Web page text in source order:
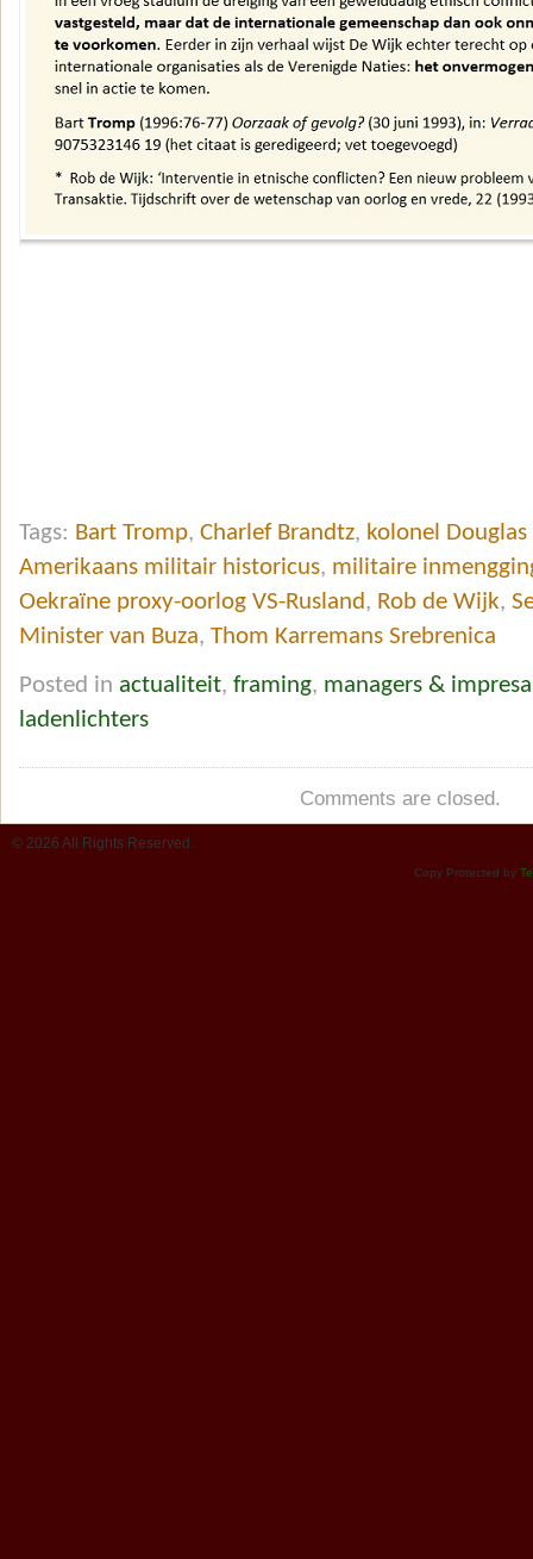
Tags: Bart Tromp, Charlef Brandtz, kolonel
Amerikaans militair historicus, militaire
Oekraïne proxy-oorlog VS-Rusland, Rob de Wijk,
Minister van Buza, Thom Karremans Srebrenica
Posted in actualiteit, framing, managers &
ladenlichters
Comments are closed.
© 2026 All Rights Reserved.
Copy Protected by